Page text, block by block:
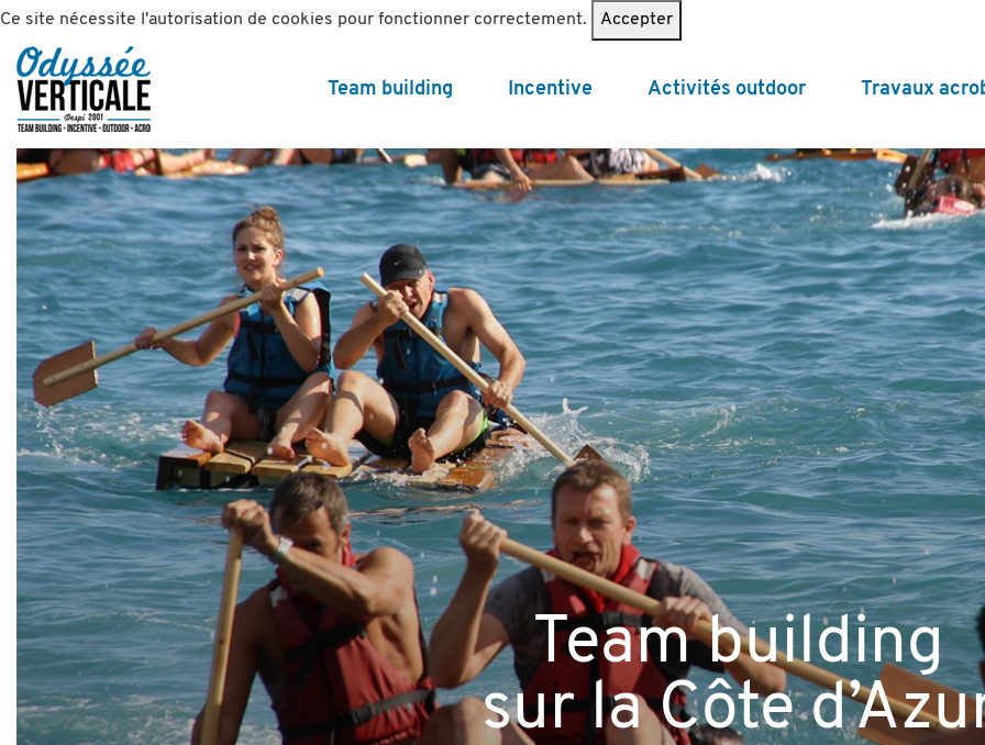
Ce site nécessite l'autorisation de cookies pour fonctionner correctement. Accepter
Team building Incentive Activités outdoor Travaux
Team building
sur la Côte